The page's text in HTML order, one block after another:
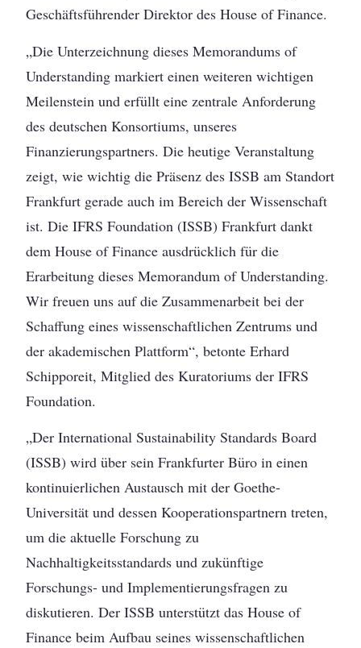
Geschäftsführender Direktor des House of Finance.
„Die Unterzeichnung dieses Memorandums of
Understanding markiert einen weiteren wichtigen
Meilenstein und erfüllt eine zentrale Anforderung
des deutschen Konsortiums, unseres
Finanzierungspartners. Die heutige Veranstaltung
zeigt, wie wichtig die Präsenz des ISSB am Standort
Frankfurt gerade auch im Bereich der Wissenschaft
ist. Die IFRS Foundation (ISSB) Frankfurt dankt
dem House of Finance ausdrücklich für die
Erarbeitung dieses Memorandum of Understanding.
Wir freuen uns auf die Zusammenarbeit bei der
Schaffung eines wissenschaftlichen Zentrums und
der akademischen Plattform“, betonte Erhard
Schipporeit, Mitglied des Kuratoriums der IFRS
Foundation.
„Der International Sustainability Standards Board
(ISSB) wird über sein Frankfurter Büro in einen
kontinuierlichen Austausch mit der Goethe-
Universität und dessen Kooperationspartnern treten,
um die aktuelle Forschung zu
Nachhaltigkeitsstandards und zukünftige
Forschungs- und Implementierungsfragen zu
diskutieren. Der ISSB unterstützt das House of
Finance beim Aufbau seines wissenschaftlichen